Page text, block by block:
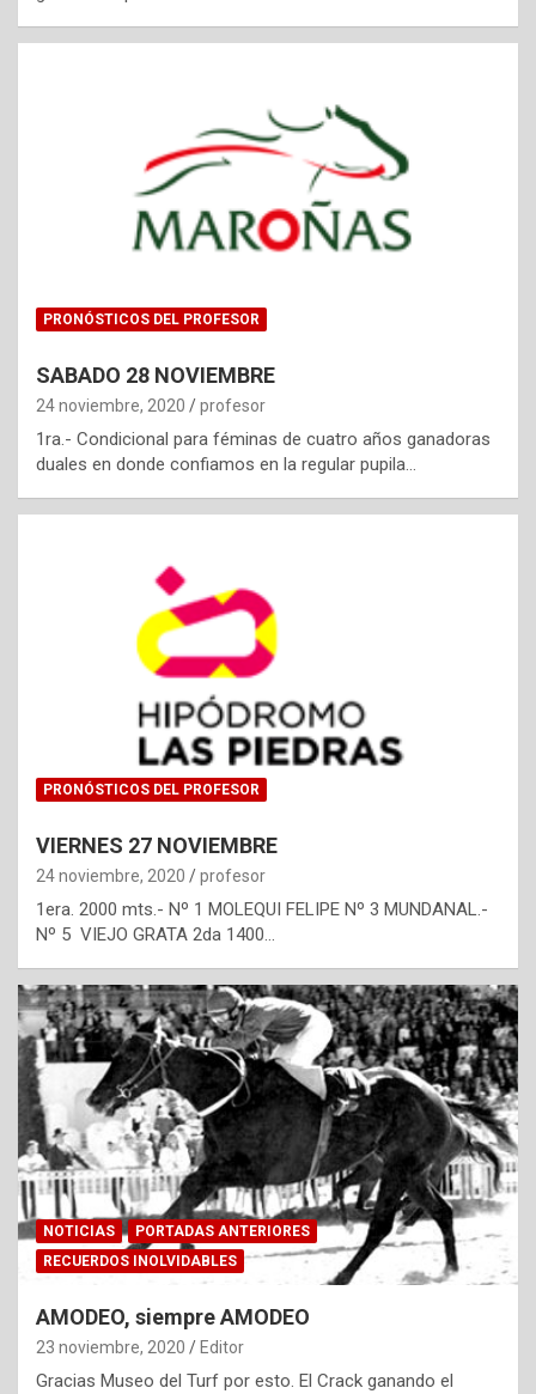
PRONÓSTICOS DEL PROFESOR
SABADO 28 NOVIEMBRE
24 noviembre, 2020 profesor
1ra.- Condicional para féminas de cuatro años ganadoras
duales en donde confiamos en la regular pupila…
PRONÓSTICOS DEL PROFESOR
VIERNES 27 NOVIEMBRE
24 noviembre, 2020 profesor
1era. 2000 mts.- Nº 1 MOLEQUI FELIPE Nº 3 MUNDANAL.-
Nº 5 VIEJO GRATA 2da 1400…
NOTICIAS
PORTADAS ANTERIORES
RECUERDOS INOLVIDABLES
AMODEO, siempre AMODEO
23 noviembre, 2020 Editor
Gracias Museo del Turf por esto. El Crack ganando el